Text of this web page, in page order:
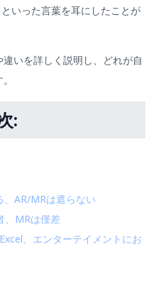
いった言葉を耳にしたことが
いを詳しく説明し、どれが自
:
、AR/MRは遮らない
、MRは僅差
、エンターテイメントにお